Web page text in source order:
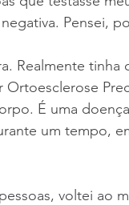
Pensei,
Realmente tinha
Ortoesclerose
É uma
um tempo,
voltei ao